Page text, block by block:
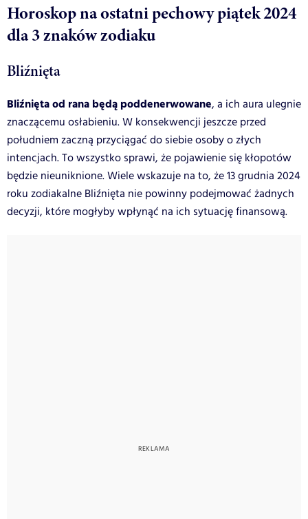
Horoskop na ostatni pechowy piątek 2024
dla 3 znaków zodiaku
Bliźnięta
Bliźnięta od rana będą poddenerwowane, a ich aura ulegnie
znaczącemu osłabieniu. W konsekwencji jeszcze przed
południem zaczną przyciągać do siebie osoby o złych
intencjach. To wszystko sprawi, że pojawienie się kłopotów
będzie nieuniknione. Wiele wskazuje na to, że 13 grudnia 2024
roku zodiakalne Bliźnięta nie powinny podejmować żadnych
decyzji, które mogłyby wpłynąć na ich sytuację finansową.